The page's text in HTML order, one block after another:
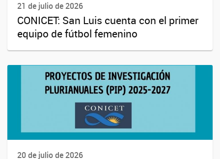
21 de julio de 2026
CONICET: San Luis cuenta con el primer
equipo de fútbol femenino
20 de julio de 2026